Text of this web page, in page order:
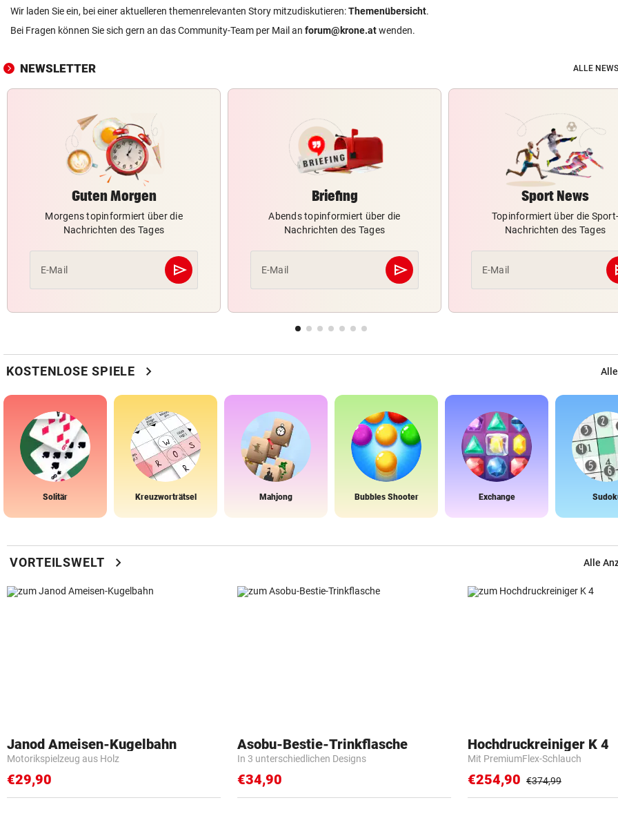
Wir laden Sie ein, bei einer aktuelleren themenrelevanten Story mitzudiskutieren:Themenübersicht.
Bei Fragen können Sie sich gern an das Community-Team per Mail an forum@krone.atwenden.
NEWSLETTER ALLE
Guten Morgen
Morgens topinformiert über die
Nachrichten des Tages
E-Mail send
Abschicken
Briefing
Abends topinformiert über die
Nachrichten des Tages
E-Mail send
Abschicken
Sport News
Topinformiert über die Sport-
Nachrichten des Tages
E-Mail
KOSTENLOSE SPIELE chevron_right
Solitär Kreuzworträtsel Mahjong Bubbles Shooter Exchange
VORTEILSWELT chevron_right Alle
Janod Ameisen-Kugelbahn
Motorikspielzeug aus Holz
€29,90
Asobu-Bestie-Trinkflasche
In 3 unterschiedlichen Designs
€34,90
Hochdruckreiniger K 4
Mit PremiumFlex-Schlauch
€254,90 €374,99